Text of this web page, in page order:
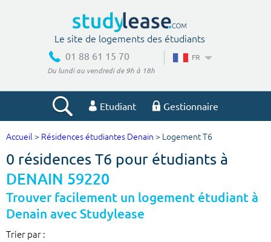
Le site de logements des étudiants
01 88 61 15 70
Du lundi au vendredi de 9h à 18h
FR
Etudiant Gestionnaire
Votre recherche
Ville, école
Accueil > Résidences étudiantes Denain > Logement T6
0 résidences T6 pour étudiants à
DENAIN 59220
Trouver facilement un logement étudiant à
Denain avec Studylease
Trier par :